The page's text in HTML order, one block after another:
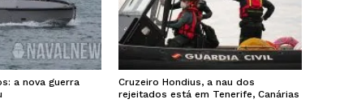
a nova guerra
Cruzeiro Hondius, a nau dos
rejeitados está em Tenerife, Canárias